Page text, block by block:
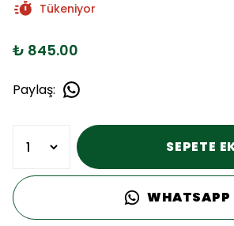
Tükeniyor
₺ 845.00
Paylaş:
SEPETE
WHATSAPP